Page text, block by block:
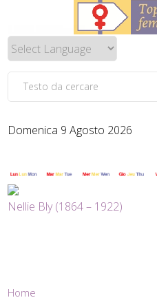
Domenica 9 Agosto 2026
Nellie Bly (1864 – 1922)
Home